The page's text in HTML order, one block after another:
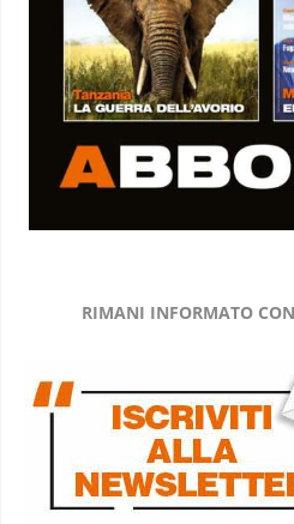
RIMANI INFORMATO